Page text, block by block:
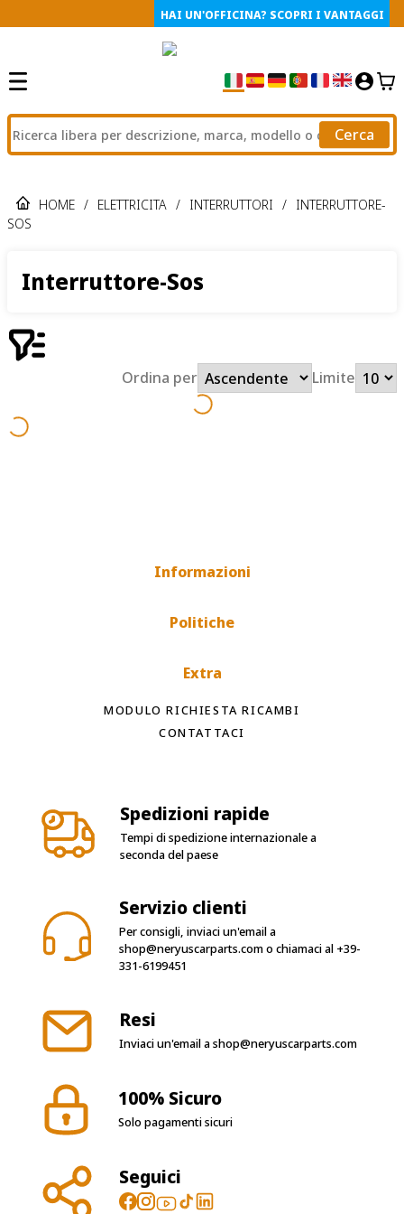
HAI UN'OFFICINA? SCOPRI I VANTAGGI
Cerca
HOME / ELETTRICITA / INTERRUTTORI / INTERRUTTORE-
SOS
Interruttore-Sos
Ordina per Limite
Informazioni
Politiche
Extra
MODULO RICHIESTA RICAMBI
CONTATTACI
Spedizioni rapide
Tempi di spedizione internazionale a
seconda del paese
Servizio clienti
Per consigli, inviaci un'email a
shop@neryuscarparts.como chiamaci al +39-
331-6199451
Resi
Inviaci un'email ashop@neryuscarparts.com
100% Sicuro
Solo pagamenti sicuri
Seguici